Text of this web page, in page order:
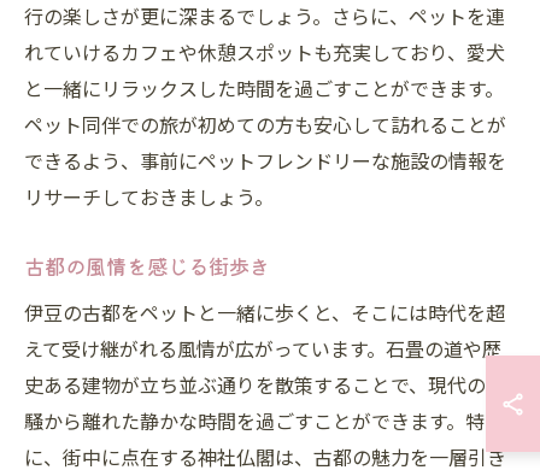
行の楽しさが更に深まるでしょう。さらに、ペットを連
れていけるカフェや休憩スポットも充実しており、愛犬
と一緒にリラックスした時間を過ごすことができます。
ペット同伴での旅が初めての方も安心して訪れることが
できるよう、事前にペットフレンドリーな施設の情報を
リサーチしておきましょう。
古都の風情を感じる街歩き
伊豆の古都をペットと一緒に歩くと、そこには時代を超
えて受け継がれる風情が広がっています。石畳の道や歴
史ある建物が立ち並ぶ通りを散策することで、現代の喧
騒から離れた静かな時間を過ごすことができます。特
に、街中に点在する神社仏閣は、古都の魅力を一層引き